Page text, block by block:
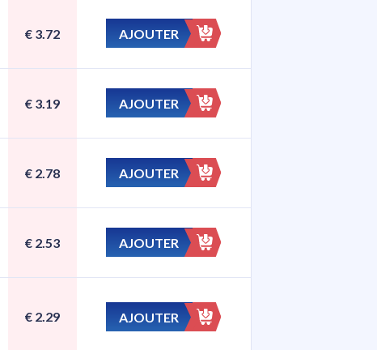
€ 3.72 AJOUTER
€ 3.19 AJOUTER
€ 2.78 AJOUTER
€ 2.53 AJOUTER
€ 2.29 AJOUTER